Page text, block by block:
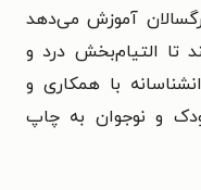
آموزش می‌دهد
تا التیام‌بخش درد و
با همکاری و
و نوجوان به چاپ